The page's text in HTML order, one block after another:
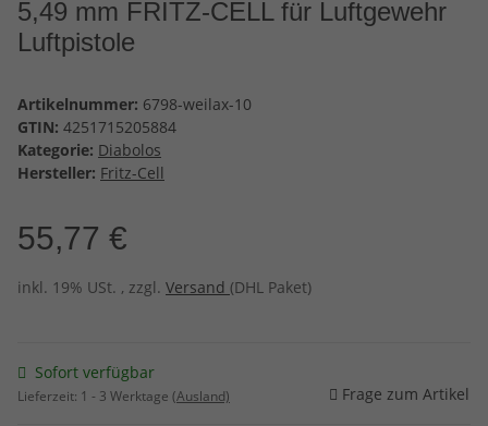
5,49 mm FRITZ-CELL für Luftgewehr
Luftpistole
Artikelnummer: 6798-weilax-10
GTIN: 4251715205884
Kategorie: Diabolos
Hersteller: Fritz-Cell
55,77 €
inkl. 19% USt. , zzgl. Versand (DHL Paket)
Sofort verfügbar
Lieferzeit: 1 - 3 Werktage (Ausland) Frage zum Artikel